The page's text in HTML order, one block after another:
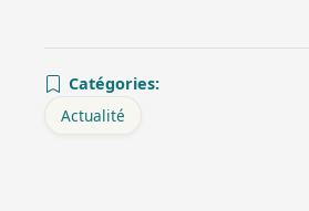
Catégories:
Actualité